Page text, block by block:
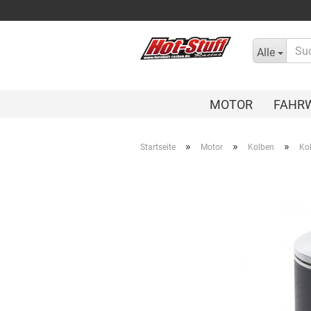
Alle
MOTOR
Startseite » Motor » Kolben »